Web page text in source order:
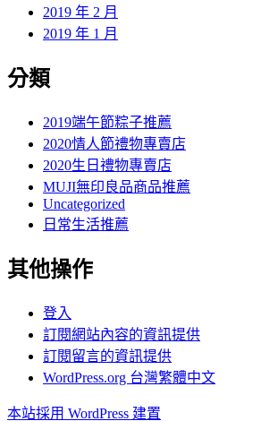
2019 年 2 月
2019 年 1 月
分類
2019端午節粽子推薦
2020情人節禮物專賣店
2020生日禮物專賣店
MUJI無印良品商品推薦
Uncategorized
日常生活推薦
其他操作
登入
訂閱網站內容的資訊提供
訂閱留言的資訊提供
WordPress.org 台灣繁體中文
本站採用 WordPress 建置